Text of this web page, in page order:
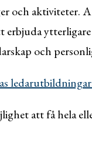
och aktiviteter.
och
att få hela